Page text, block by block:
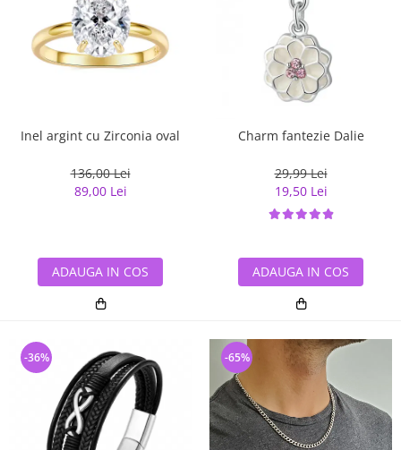
Inel argint cu Zirconia oval
136,00 Lei
89,00 Lei
ADAUGA IN COS
Charm fantezie Dalie
29,99 Lei
19,50 Lei
ADAUGA IN COS
-36% -65%